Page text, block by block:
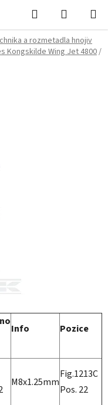
Hledat
KOŠÍK
a rozmetadla hnojiv
Kongskilde Wing Jet 4800/
Info Pozice
M8x1.25mm
Fig.1213C
Pos. 22